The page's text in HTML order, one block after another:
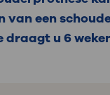
uit, zodat
helpen.
van een
u 6